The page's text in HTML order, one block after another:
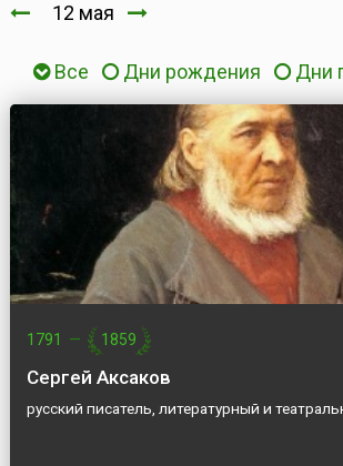
12 мая
Все Дни рождения Дни
1791 — 1859
Сергей Аксаков
русский писатель, литературный и